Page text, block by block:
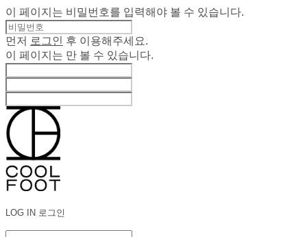
이 페이지는 비밀번호를 입력해야 볼 수 있습니다.
먼저 로그인
후 이용해주세요.
이 페이지는 만 볼 수 있습니다.
LOG IN 로그인